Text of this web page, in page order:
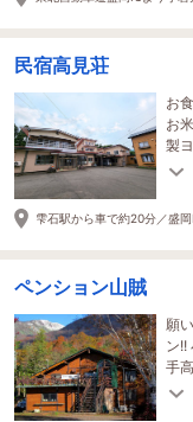
民宿高見荘
お
お
製
ス
雫石駅から車で約20分／盛
ペンション山賊
願
ン!!
手
っ